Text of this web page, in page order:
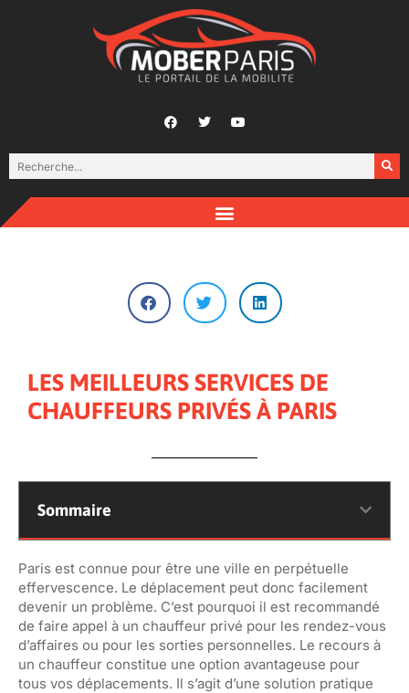
LES MEILLEURS SERVICES DE
CHAUFFEURS PRIVÉS À PARIS
Sommaire
Paris est connue pour être une ville en perpétuelle
effervescence. Le déplacement peut donc facilement
devenir un problème. C’est pourquoi il est recommandé
de faire appel à un chauffeur privé pour les rendez-vous
d’affaires ou pour les sorties personnelles. Le recours à
un chauffeur constitue une option avantageuse pour
tous vos déplacements. Il s’agit d’une solution pratique